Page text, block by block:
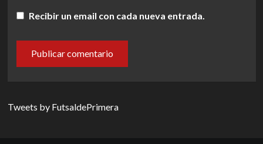
Recibir un email con cada nueva entrada.
Tweets by FutsaldePrimera